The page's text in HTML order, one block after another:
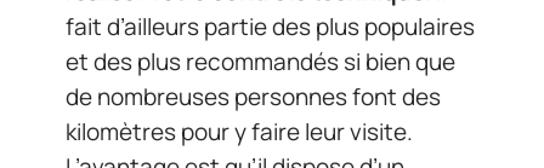
fait d’ailleurs partie des plus populaires
et des plus recommandés si bien que
de nombreuses personnes font des
kilomètres pour y faire leur visite.